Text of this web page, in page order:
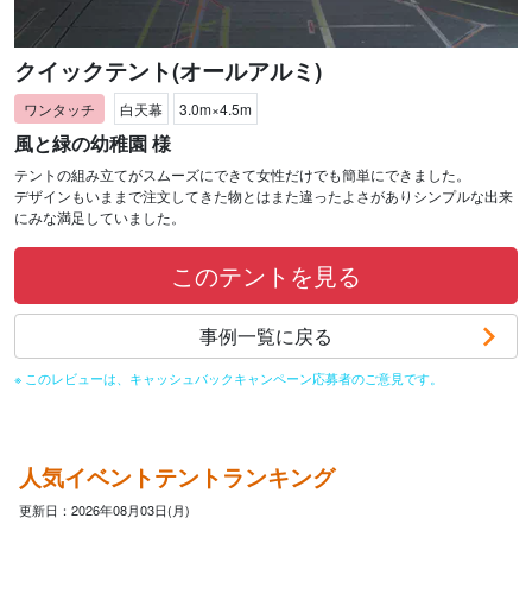
クイックテント(オールアルミ)
白天幕 3.0m×4.5m
風と緑の幼稚園 様
テントの組み立てがスムーズにできて女性だけでも簡単にできました。
デザインもいままで注文してきた物とはまた違ったよさがありシンプルな出来
にみな満足していました。
このテントを見る
事例一覧に戻る
※ このレビューは、キャッシュバックキャンペーン応募者のご意見です。
人気イベントテントランキング
更新日：2026年08月03日(月)